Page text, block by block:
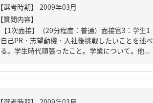
【質問内容】
【1次面接】（20分程度：普通）面接官3：学生1
自己PR・志望動機・入社後挑戦したいことを述べ
る。学生時代頑張ったこと。学業について。他...